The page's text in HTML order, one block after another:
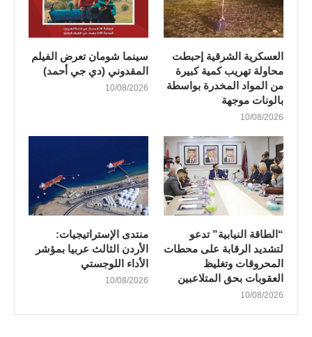
العسكرية الشرقية إحبطت
محاولة تهريب كمية كبيرة
من المواد المخدرة بواسطة
بالونات موجهة
10/08/2026
سينما شومان تعرض الفيلم
المقدوني (دي جي أحمد)
10/08/2026
“الطاقة النيابية” تدعو
لتشديد الرقابة على محطات
المحروقات وتغليظ
العقوبات بحق المتلاعبين
10/08/2026
منتدى الإستراتيجيات:
الأردن الثالث عربيا بمؤشر
الأداء اللوجستي
10/08/2026